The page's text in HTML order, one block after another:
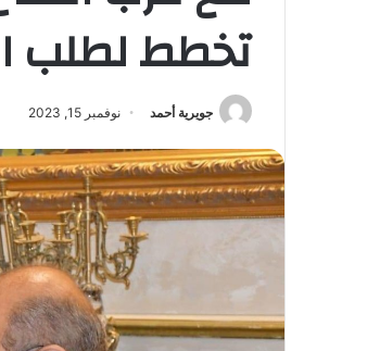
تخطط لطلب
جويرية أحمد نوفمبر 15, 2023